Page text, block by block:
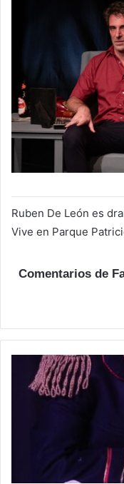
Ruben De León es
Vive en Parque
Comentarios de